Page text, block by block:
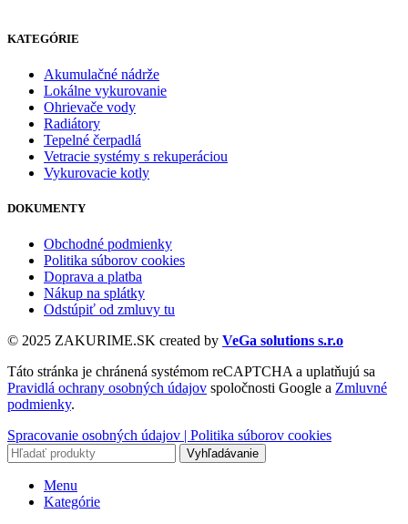
KATEGÓRIE
Akumulačné nádrže
Lokálne vykurovanie
Ohrievače vody
Radiátory
Tepelné čerpadlá
Vetracie systémy s rekuperáciou
Vykurovacie kotly
DOKUMENTY
Obchodné podmienky
Politika súborov cookies
Doprava a platba
Nákup na splátky
Odstúpiť od zmluvy tu
© 2025 ZAKURIME.SK created by VeGa solutions s.r.o
Táto stránka je chránená systémom reCAPTCHA a uplatňujú sa
Pravidlá ochrany osobných údajov spoločnosti Google a Zmluvné
podmienky.
Spracovanie osobných údajov | Politika súborov cookies
Vyhľadávanie
Menu
Kategórie